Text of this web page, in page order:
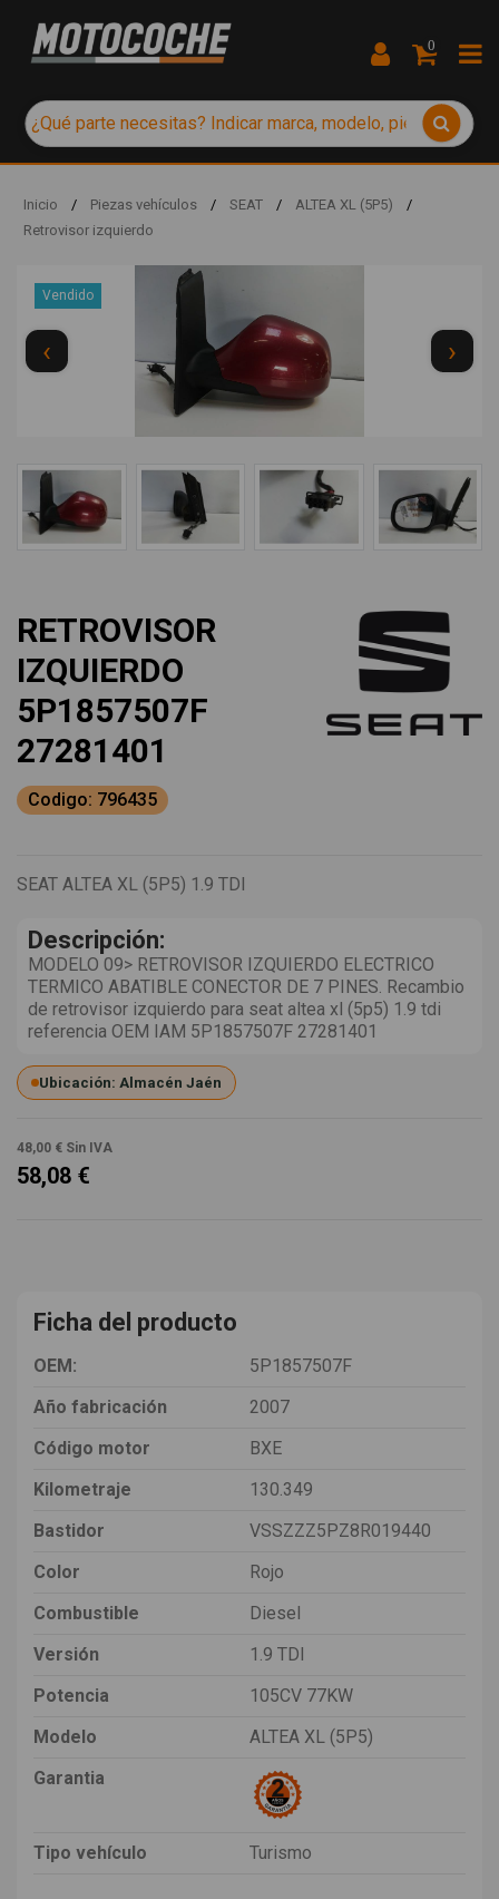
0
Inicio / Piezas vehículos / SEAT / ALTEA XL (5P5)
/
Retrovisor izquierdo
Vendido
‹ ›
RETROVISOR
IZQUIERDO
5P1857507F
27281401
Codigo: 796435
SEAT ALTEA XL (5P5) 1.9 TDI
Descripción:
MODELO 09> RETROVISOR IZQUIERDO ELECTRICO
TERMICO ABATIBLE CONECTOR DE 7 PINES. Recambio
de retrovisor izquierdo para seat altea xl (5p5) 1.9 tdi
referencia OEM IAM 5P1857507F 27281401
Ubicación: Almacén Jaén
48,00 € Sin IVA
58,08 €
Ficha del producto
OEM:
5P1857507F
Año fabricación
2007
Código motor
BXE
Kilometraje
130.349
Bastidor
VSSZZZ5PZ8R019440
Color
Rojo
Combustible
Diesel
Versión
1.9 TDI
Potencia
105CV 77KW
Modelo
ALTEA XL (5P5)
Garantia
Tipo vehículo Turismo